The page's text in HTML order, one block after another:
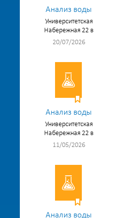
Анализ воды
Университетская
Набережная 22 в
20/07/2026
Анализ воды
Университетская
Набережная 22 в
11/05/2026
Анализ воды